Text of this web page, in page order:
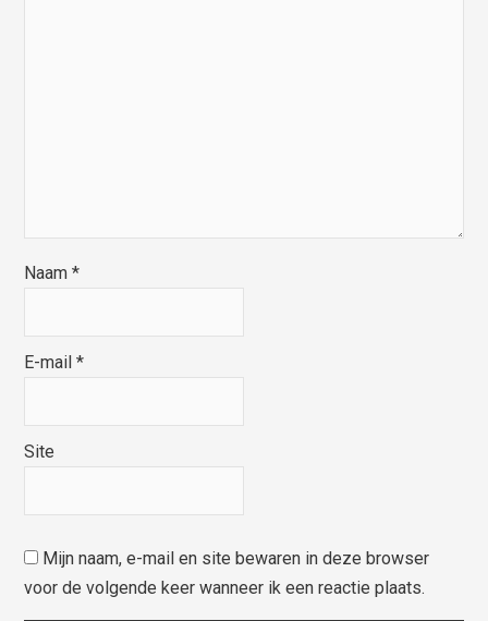
Naam*
E-mail*
Site
Mijn naam, e-mail en site bewaren in deze browser
voor de volgende keer wanneer ik een reactie plaats.